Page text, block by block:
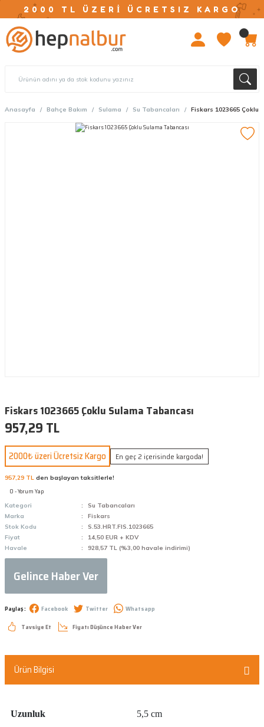
2000 TL ÜZERİ ÜCRETSIZ KARGO
Anasayfa Bahçe Bakım Sulama Su Tabancaları Fiskars 1023665 Çoklu
Fiskars 1023665 Çoklu Sulama Tabancası
957,29 TL
2000₺ üzeri Ücretsiz Kargo En geç 2 içerisinde kargoda!
957,29 TL den başlayan taksitlerle!
0 - Yorum Yap
Kategori
Su Tabancaları
Marka
Fiskars
Stok Kodu
S.53.HRT.FIS.1023665
Fiyat
14,50 EUR + KDV
Havale
928,57 TL (%3,00 havale indirimi)
Gelince Haber Ver
Paylaş : Facebook Twitter
Whatsapp
Tavsiye Et
Fiyatı Düşünce Haber Ver
Ürün Bilgisi
Uzunluk 5,5 cm